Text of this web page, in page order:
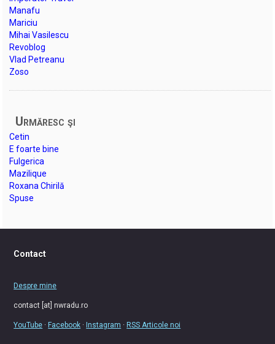
Manafu
Mariciu
Mihai Vasilescu
Revoblog
Vlad Petreanu
Zoso
Urmăresc şi
Cetin
E foarte bine
Fulgerica
Mazilique
Roxana Chirilă
Spuse
Contact
Despre mine
contact [at] nwradu.ro
YouTube · Facebook · Instagram · RSS Articole noi